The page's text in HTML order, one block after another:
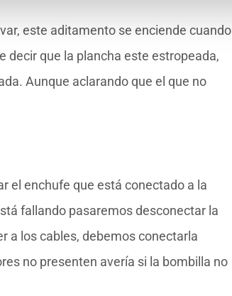
este aditamento se enciende cuando
decir que la plancha este estropeada,
Aunque aclarando que el que no
el enchufe que está conectado a la
fallando pasaremos desconectar la
a los cables, debemos conectarla
no presenten avería si la bombilla no